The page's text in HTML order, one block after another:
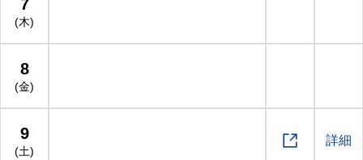
7
(木)
8
(金)
9
(土)  詳細